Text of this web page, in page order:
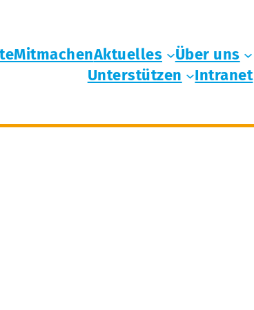
MitmachenAktuelles
Über uns
Unterstützen
Intranet